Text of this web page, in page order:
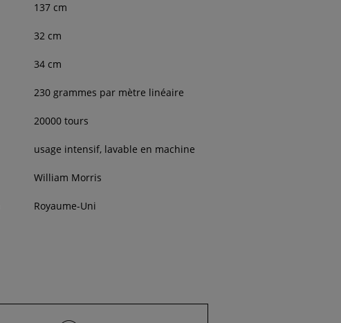
137 cm
32 cm
34 cm
230 grammes par mètre linéaire
20000 tours
usage intensif, lavable en machine
William Morris
Royaume-Uni